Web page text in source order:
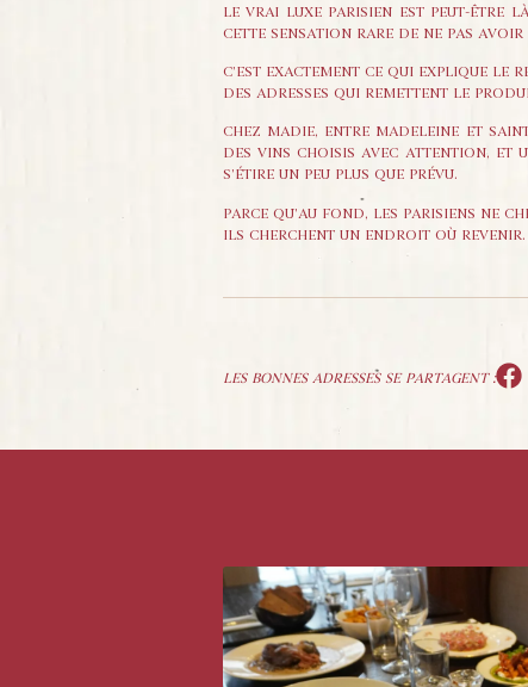
LE VRAI LUXE PARISIEN EST PEUT-ÊTRE
CETTE SENSATION RARE DE NE PAS
C’EST EXACTEMENT CE QUI EXPLIQUE LE
DES ADRESSES QUI REMETTENT LE
CHEZ MADIE, ENTRE MADELEINE ET
DES VINS CHOISIS AVEC ATTENTION, ET
S’ÉTIRE UN PEU PLUS QUE PRÉVU.
PARCE QU’AU FOND, LES PARISIENS NE
ILS CHERCHENT UN ENDROIT OÙ REVENIR.
LES BONNES ADRESSES SE PARTAGENT :